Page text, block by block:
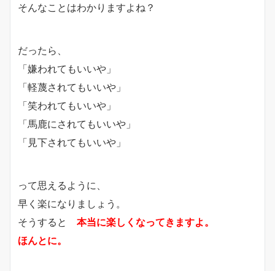
そんなことはわかりますよね？
だったら、
「嫌われてもいいや」
「軽蔑されてもいいや」
「笑われてもいいや」
「馬鹿にされてもいいや」
「見下されてもいいや」
って思えるように、
早く楽になりましょう。
そうすると 本当に楽しくなってきますよ。
ほんとに。